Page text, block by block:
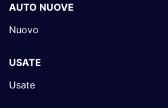
AUTO NUOVE
Nuovo
USATE
Usate